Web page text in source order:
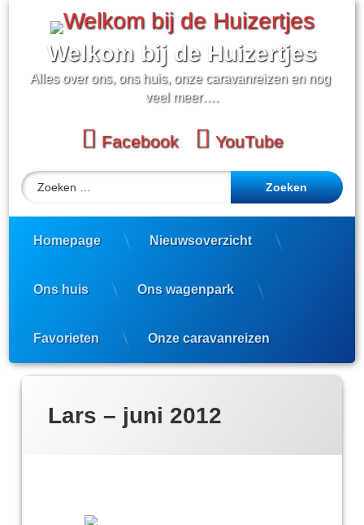
Welkom bij de Huizertjes
Alles over ons, ons huis, onze caravanreizen en nog
veel meer….
Facebook YouTube
Zoeken naar:
Homepage Nieuwsoverzicht
Ons huis Ons wagenpark
Favorieten Onze caravanreizen
Lars – juni 2012